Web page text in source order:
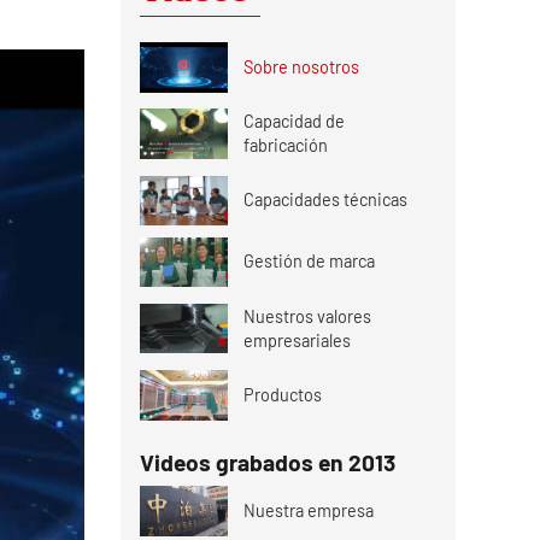
Sobre nosotros
Capacidad de
fabricación
Capacidades técnicas
Gestión de marca
Nuestros valores
empresariales
Productos
Videos grabados en 2013
Nuestra empresa